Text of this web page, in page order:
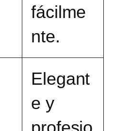
fácilme
nte.
Elegant
e y